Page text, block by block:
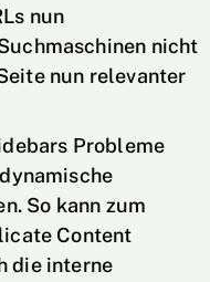
nun
nicht
nun relevanter
Probleme
So kann zum
Content
die interne